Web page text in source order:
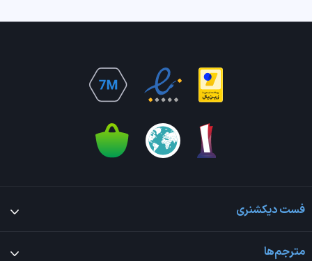
فست دیکشنری
مترجم‌ها